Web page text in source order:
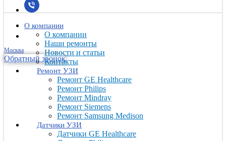
Москва
Обратный звонок
О компании
О компании
Наши ремонты
Новости и статьи
Контакты
Ремонт УЗИ
Ремонт GE Healthcare
Ремонт Philips
Ремонт Mindray
Ремонт Siemens
Ремонт Samsung Medison
Датчики УЗИ
Датчики GE Healthcare